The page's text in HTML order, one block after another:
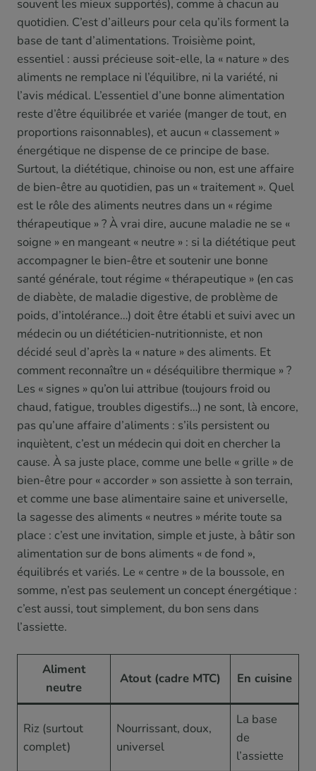
souvent les mieux supportés), comme à chacun au
quotidien. C’est d’ailleurs pour cela qu’ils forment la
base de tant d’alimentations. Troisième point,
essentiel : aussi précieuse soit-elle, la « nature » des
aliments ne remplace ni l’équilibre, ni la variété, ni
l’avis médical. L’essentiel d’une bonne alimentation
reste d’être équilibrée et variée (manger de tout, en
proportions raisonnables), et aucun « classement »
énergétique ne dispense de ce principe de base.
Surtout, la diététique, chinoise ou non, est une affaire
de bien-être au quotidien, pas un « traitement ». Quel
est le rôle des aliments neutres dans un « régime
thérapeutique » ? À vrai dire, aucune maladie ne se «
soigne » en mangeant « neutre » : si la diététique peut
accompagner le bien-être et soutenir une bonne
santé générale, tout régime « thérapeutique » (en cas
de diabète, de maladie digestive, de problème de
poids, d’intolérance…) doit être établi et suivi avec un
médecin ou un diététicien-nutritionniste, et non
décidé seul d’après la « nature » des aliments. Et
comment reconnaître un « déséquilibre thermique » ?
Les « signes » qu’on lui attribue (toujours froid ou
chaud, fatigue, troubles digestifs…) ne sont, là encore,
pas qu’une affaire d’aliments : s’ils persistent ou
inquiètent, c’est un médecin qui doit en chercher la
cause. À sa juste place, comme une belle « grille » de
bien-être pour « accorder » son assiette à son terrain,
et comme une base alimentaire saine et universelle,
la sagesse des aliments « neutres » mérite toute sa
place : c’est une invitation, simple et juste, à bâtir son
alimentation sur de bons aliments « de fond »,
équilibrés et variés. Le « centre » de la boussole, en
somme, n’est pas seulement un concept énergétique :
c’est aussi, tout simplement, du bon sens dans
l’assiette.
Aliment
neutre
Atout (cadre MTC) En cuisine
Riz (surtout
complet)
Nourrissant, doux,
universel
La base
de
l’assiette